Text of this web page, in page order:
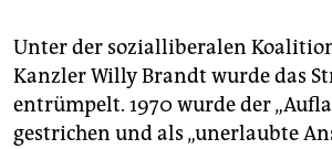
Unter der sozialliberalen
Kanzler Willy Brandt wurde das
entrümpelt. 1970 wurde der
gestrichen und als „unerlaubte